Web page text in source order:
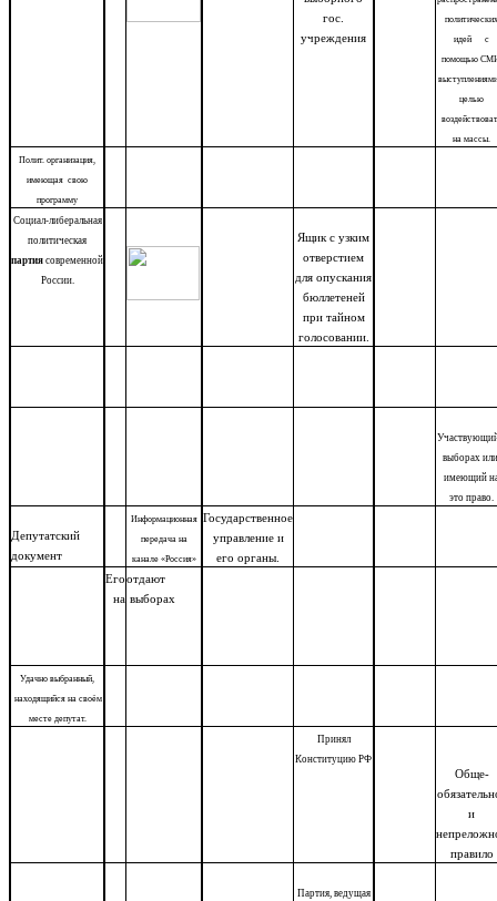
гос.
учреждения
политических
идей с
помощью
целью
на массы.
Полит. организация,
имеющая свою
программу
Социал-либеральная
политическая
партия современной
России.
Ящик с узким
отверстием
для опускания
бюллетеней
при тайном
голосовании.
выборах
имеющий
это право.
Депутатский
документ
Информационная
передача на
канале «Россия»
Государственное
управление и
его органы.
Его
на
отдают
выборах
Удачно выбранный,
находящийся на своём
месте депутат.
Принял
Конституцию РФ
Обще-
и
правило
Партия, ведущая